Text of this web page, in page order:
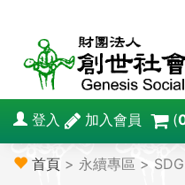
登入 加入會員 (
首頁 > 永續專區 >